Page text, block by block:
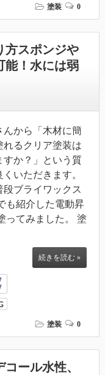
塗装 0
方スポンジや
能！水には弱
んから「木材に簡
れるクリア塗装は
すか？」という質
くいただきます。
段ブライワックス
も紹介した電動昇
ってみました。 塗
続きを読む »
塗装 0
ール水性、